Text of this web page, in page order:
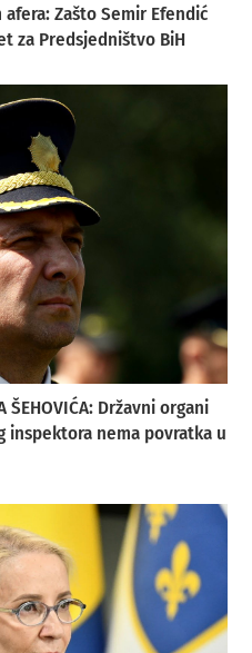
Zašto Semir Efendić
za Predsjedništvo BiH
ŠEHOVIĆA: Državni organi
inspektora nema povratka u